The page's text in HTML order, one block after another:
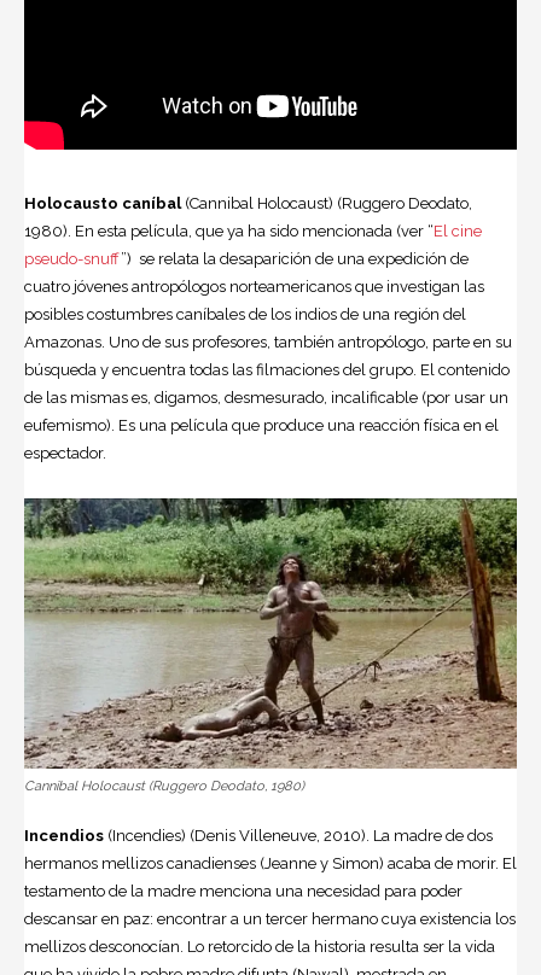
Holocausto caníbal (Cannibal Holocaust) (Ruggero Deodato,
1980). En esta película, que ya ha sido mencionada (ver “El cine
pseudo-snuff”) se relata la desaparición de una expedición de
cuatro jóvenes antropólogos norteamericanos que investigan las
posibles costumbres caníbales de los indios de una región del
Amazonas. Uno de sus profesores, también antropólogo, parte en su
búsqueda y encuentra todas las filmaciones del grupo. El contenido
de las mismas es, digamos, desmesurado, incalificable (por usar un
eufemismo). Es una película que produce una reacción física en el
espectador.
Cannibal Holocaust (Ruggero Deodato, 1980)
Incendios (Incendies) (Denis Villeneuve, 2010). La madre de dos
hermanos mellizos canadienses (Jeanne y Simon) acaba de morir. El
testamento de la madre menciona una necesidad para poder
descansar en paz: encontrar a un tercer hermano cuya existencia los
mellizos desconocían. Lo retorcido de la historia resulta ser la vida